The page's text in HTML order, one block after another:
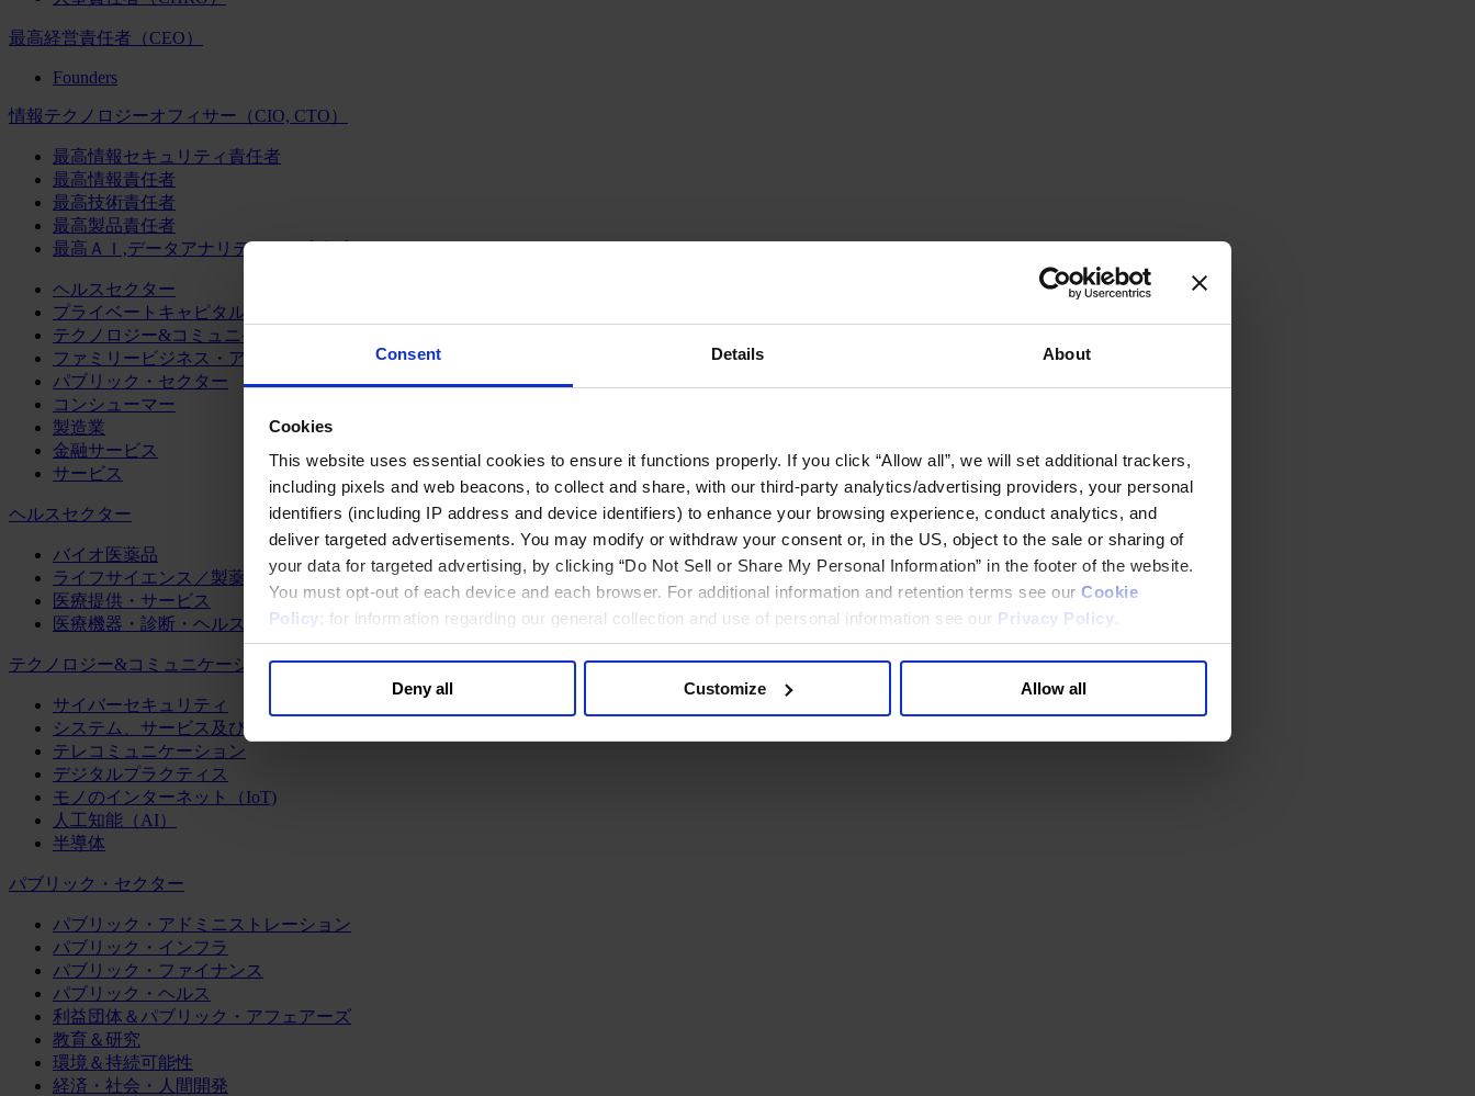
Consent Details About
Cookies
This website uses essential cookies to ensure it functions properly. If you click “Allow all”, we will set additional trackers,
including pixels and web beacons, to collect and share, with our third-party analytics/advertising providers, your personal
identifiers (including IP address and device identifiers) to enhance your browsing experience, conduct analytics, and
deliver targeted advertisements. You may modify or withdraw your consent or, in the US, object to the sale or sharing of
your data for targeted advertising, by clicking “Do Not Sell or Share My Personal Information” in the footer of the website.
You must opt-out of each device and each browser. For additional information and retention terms see our Cookie
Policy; for information regarding our general collection and use of personal information see our Privacy Policy
Deny all Customize Allow all
最高経営責任者（CEO）
Founders
情報テクノロジーオフィサー（CIO, CTO）
最高情報セキュリティ責任者
最高情報責任者
最高技術責任者
最高製品責任者
最高ＡＩ,データアナリティクス責任者
ヘルスセクター
プライベートキャピタル
テクノロジー&コミュニケーション
ファミリービジネス・アドバイザリー
パブリック・セクター
コンシューマー
製造業
金融サービス
サービス
ヘルスセクター
バイオ医薬品
ライフサイエンス／製薬
医療提供・サービス
医療機器・診断・ヘルスケアテクノロジー
テクノロジー&コミュニケーション
サイバーセキュリティ
システム、サービス及びソフトウェア
テレコミュニケーション
デジタルプラクティス
モノのインターネット（IoT)
人工知能（AI）
半導体
パブリック・セクター
パブリック・アドミニストレーション
パブリック・インフラ
パブリック・ファイナンス
パブリック・ヘルス
利益団体＆パブリック・アフェアーズ
教育＆研究
環境＆持続可能性
経済・社会・人間開発